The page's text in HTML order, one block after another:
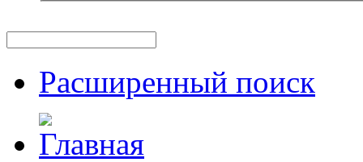
Расширенный поиск